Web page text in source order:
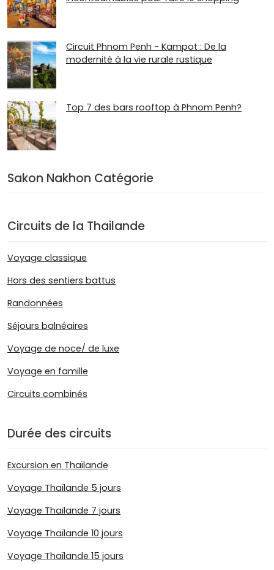
Circuit Phnom Penh - Kampot : De la
modernité à la vie rurale rustique
Top 7 des bars rooftop à Phnom Penh?
Sakon Nakhon Catégorie
Circuits de la Thailande
Voyage classique
Hors des sentiers battus
Randonnées
Séjours balnéaires
Voyage de noce/ de luxe
Voyage en famille
Circuits combinés
Durée des circuits
Excursion en Thaïlande
Voyage Thaïlande 5 jours
Voyage Thaïlande 7 jours
Voyage Thaïlande 10 jours
Voyage Thaïlande 15 jours